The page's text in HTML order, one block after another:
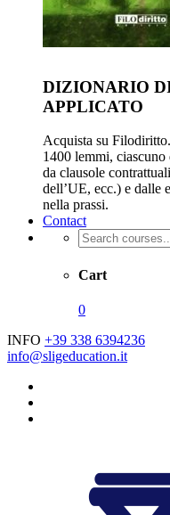
DIZIONARIO
APPLICATO
Acquista su
1400 lemmi,
da clausole
dell’UE, ecc.) e dalle
nella prassi.
Contact
Cart
0
INFO +39 338 6394236
info@sligeducation.it